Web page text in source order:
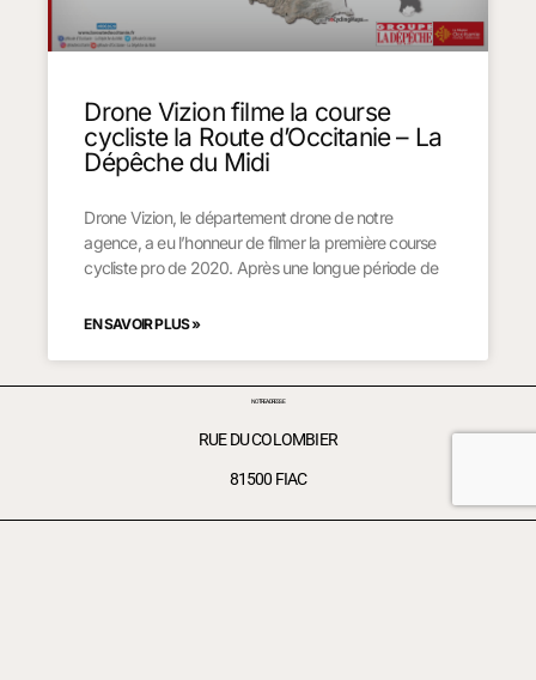
Drone Vizion filme la course
cycliste la Route d’Occitanie – La
Dépêche du Midi
Drone Vizion, le département drone de notre
agence, a eu l’honneur de filmer la première course
cycliste pro de 2020. Après une longue période de
EN SAVOIR PLUS »
NOTRE ADRESSE
RUE DU COLOMBIER
81500 FIAC